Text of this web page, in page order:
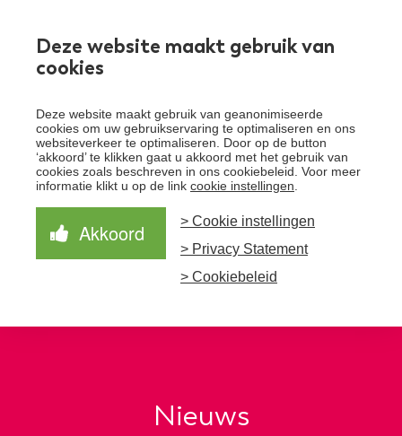
Deze website maakt gebruik van
cookies
Deze website maakt gebruik van geanonimiseerde
cookies om uw gebruikservaring te optimaliseren en ons
websiteverkeer te optimaliseren. Door op de button
‘akkoord’ te klikken gaat u akkoord met het gebruik van
cookies zoals beschreven in ons cookiebeleid. Voor meer
informatie klikt u op de link cookie instellingen
Akkoord
> Cookie instellingen
> Privacy Statement
> Cookiebeleid
Over Santeon
Waardegedreven zorg
aanpak
Samen Beter
Nieuws
Schrijf je in voor de nieuwsbrief
Schrijf je in voor onze nieuwsbrief en ontvang het
laatste nieuws!
Aanmelden nieuwsbrief
Nieuws